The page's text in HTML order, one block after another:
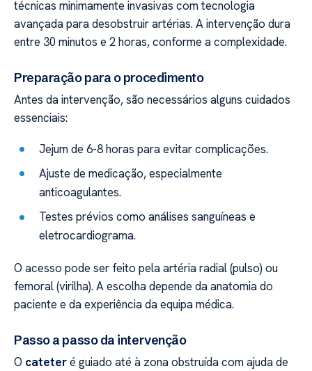
técnicas minimamente invasivas com tecnologia
avançada para desobstruir artérias. A intervenção dura
entre 30 minutos e 2 horas, conforme a complexidade.
Preparação para o procedimento
Antes da intervenção, são necessários alguns cuidados
essenciais:
Jejum de 6-8 horas para evitar complicações.
Ajuste de medicação, especialmente
anticoagulantes.
Testes prévios como análises sanguíneas e
eletrocardiograma.
O acesso pode ser feito pela artéria radial (pulso) ou
femoral (virilha). A escolha depende da anatomia do
paciente e da experiência da equipa médica.
Passo a passo da intervenção
O cateteré guiado até à zona obstruída com ajuda de